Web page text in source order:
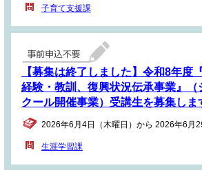
子育て支援課
【募集は終了しました】令和8年度
経験・教訓、復興状況伝承事業』（
クール開催事業）受講生を募集しま
2026年6月4日（木曜日）から 2026年6月
生涯学習課